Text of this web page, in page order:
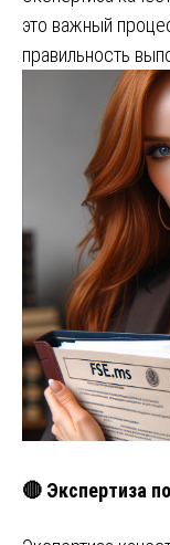
это важный
правильность
🔴 Экспертиза